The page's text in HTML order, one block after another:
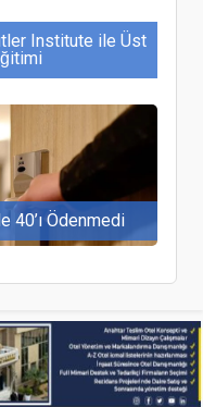
Institute ile Üst
40’ı Ödenmedi
otel projesi